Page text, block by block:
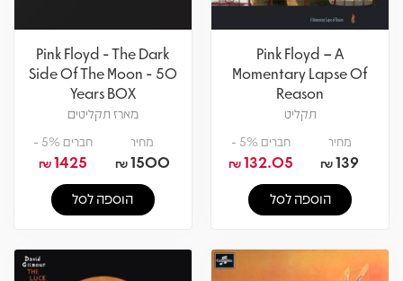
Pink Floyd – A
Momentary Lapse Of
Reason
תקליט
מחיר
139
₪
חברים 5% -
132.05
₪
הוספה לסל
Pink Floyd - The Dark
Side Of The Moon - 50
Years BOX
מארז תקליטים
מחיר
1500
₪
חברים 5% -
1425
₪
הוספה לסל